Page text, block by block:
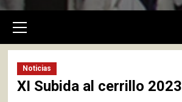
primario
Noticias
XI Subida al cerrillo 2023